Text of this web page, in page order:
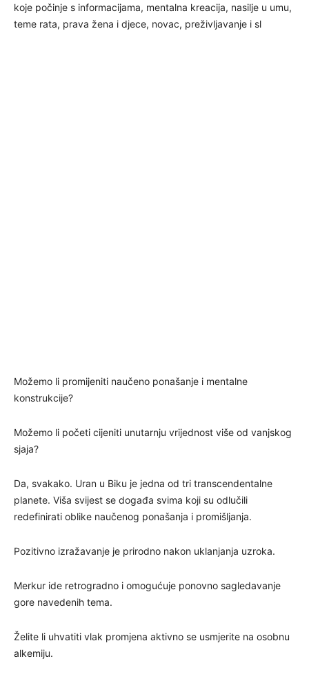
koje počinje s informacijama, mentalna kreacija, nasilje u umu,
teme rata, prava žena i djece, novac, preživljavanje i sl
Možemo li promijeniti naučeno ponašanje i mentalne
konstrukcije?
Možemo li početi cijeniti unutarnju vrijednost više od vanjskog
sjaja?
Da, svakako. Uran u Biku je jedna od tri transcendentalne
planete. Viša svijest se događa svima koji su odlučili
redefinirati oblike naučenog ponašanja i promišljanja.
Pozitivno izražavanje je prirodno nakon uklanjanja uzroka.
Merkur ide retrogradno i omogućuje ponovno sagledavanje
gore navedenih tema.
Želite li uhvatiti vlak promjena aktivno se usmjerite na osobnu
alkemiju.